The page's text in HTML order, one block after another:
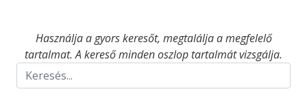
Használja a gyors keresőt, megtalálja a megfelelő
tartalmat. A kereső minden oszlop tartalmát vizsgálja.